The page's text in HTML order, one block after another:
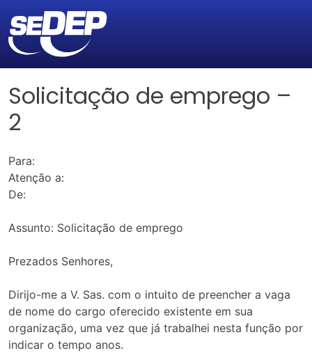
Solicitação de emprego –
2
Para:
Atenção a:
De:
Assunto: Solicitação de emprego
Prezados Senhores,
Dirijo-me a V. Sas. com o intuito de preencher a vaga
de nome do cargo oferecido existente em sua
organização, uma vez que já trabalhei nesta função por
indicar o tempo anos.